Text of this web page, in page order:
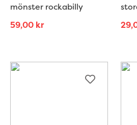
mönster rockabilly
59,00 kr